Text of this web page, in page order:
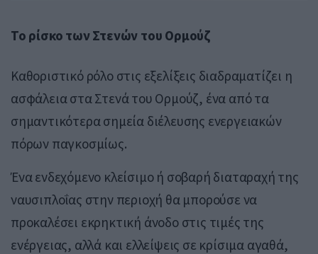
Το ρίσκο των Στενών του Ορμούζ
Καθοριστικό ρόλο στις εξελίξεις διαδραματίζει η
ασφάλεια σταΣτενά του Ορμούζ, ένα από τα
σημαντικότερα σημεία διέλευσης ενεργειακών
πόρων παγκοσμίως.
Ένα ενδεχόμενο κλείσιμο ή σοβαρή διαταραχή της
ναυσιπλοΐας στην περιοχή θα μπορούσε να
προκαλέσει εκρηκτική άνοδο στις τιμές της
ενέργειας, αλλά και ελλείψεις σε κρίσιμα αγαθά,